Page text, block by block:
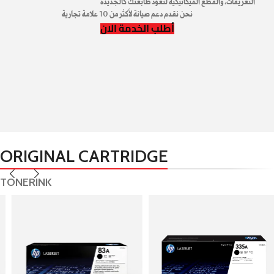
التعريفات، والقطع الميكانيكية لتعود طابعتك كالجديدة
نحن نقدم دعم صيانة لأكثر من 10 علامة تجارية
أطلب الخدمة الان
ORIGINAL CARTRIDGE
TONERINK